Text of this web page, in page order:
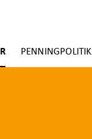
PENNINGPOLITIK